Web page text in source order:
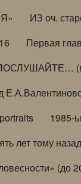
ИЗ оч.
Первая
1985-
лет тому назад
(до